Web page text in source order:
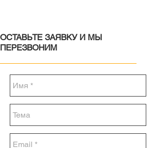
ОСТАВЬТЕ ЗАЯВКУ И МЫ
ПЕРЕЗВОНИМ